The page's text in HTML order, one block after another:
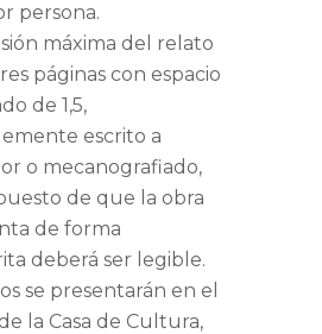
persona.
máxima del relato
páginas con espacio
de 1,5,
escrito a
o mecanografiado,
de que la obra
de forma
deberá ser legible.
se presentarán en el
la Casa de Cultura,